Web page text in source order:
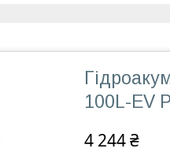
100L-EV
4 244 ₴